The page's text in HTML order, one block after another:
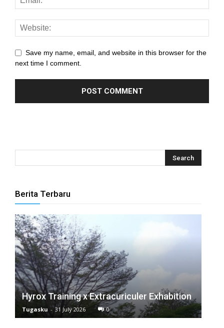
Save my name, email, and website in this browser for the
next time I comment.
Berita Terbaru
Hyrox Training x Extracuriculer Exhabition
Tugasku - 31 July 2026 0